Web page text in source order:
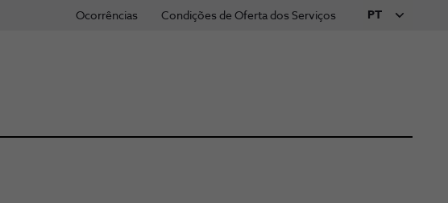
Ocorrências Condições de Oferta dos Serviços PT